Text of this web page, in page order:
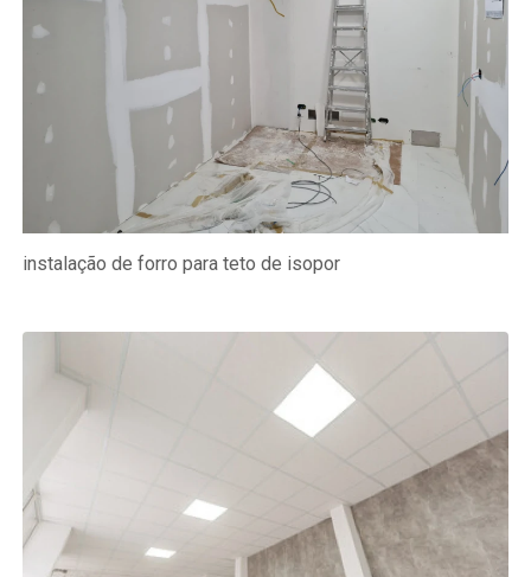
instalação de forro para teto de isopor